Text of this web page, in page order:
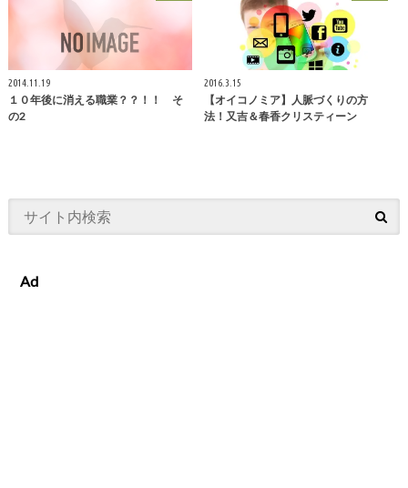
2014.11.19
１０年後に消える職業？？！！ そ
の2
2016.3.15
【オイコノミア】人脈づくりの方
法！又吉＆春香クリスティーン
Ad